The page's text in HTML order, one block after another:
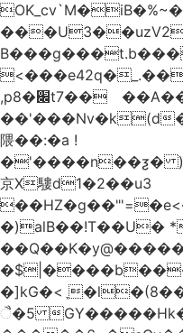
,p8�׌t7��𥉉��A��m5=avh<���R
��'���Nv�k(d
隈��:�a !
�'����n��ƺ�
京X䮫d1�2��u3
�)alB��!T��U�
ૈ�5